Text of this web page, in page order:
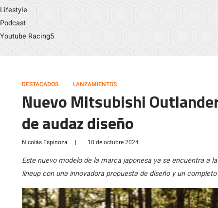
Lifestyle
Podcast
Youtube Racing5
DESTACADOS LANZAMIENTOS
Nuevo Mitsubishi
de audaz diseño
Nicolás Espinoza | 18 de octubre 2024
Este nuevo modelo de la marca japonesa ya se encuentra a
lineup con una innovadora propuesta de diseño y un